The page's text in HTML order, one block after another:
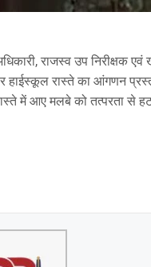
राजस्व उप निरीक्षक
हाईस्कूल रास्ते का आंगणन
में आए मलबे को तत्परता से